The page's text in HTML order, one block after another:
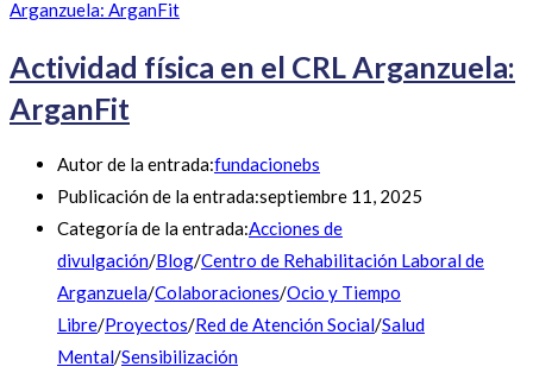
Actividad física en el CRL Arganzuela:
ArganFit
Autor de la entrada:fundacionebs
Publicación de la entrada:septiembre 11, 2025
Categoría de la entrada:Acciones de
divulgación/Blog/Centro de Rehabilitación Laboral de
Arganzuela/Colaboraciones/Ocio y Tiempo
Libre/Proyectos/Red de Atención Social/Salud
Mental/Sensibilización